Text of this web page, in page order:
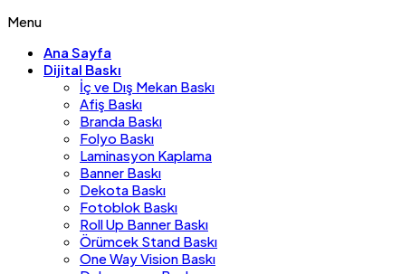
Menu
Ana Sayfa
Dijital Baskı
İç ve Dış Mekan Baskı
Afiş Baskı
Branda Baskı
Folyo Baskı
Laminasyon Kaplama
Banner Baskı
Dekota Baskı
Fotoblok Baskı
Roll Up Banner Baskı
Örümcek Stand Baskı
One Way Vision Baskı